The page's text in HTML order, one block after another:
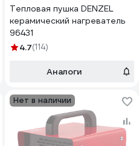
Тепловая пушка DENZEL
керамический нагреватель
96431
4.7(114)
Аналоги
Нет в наличии